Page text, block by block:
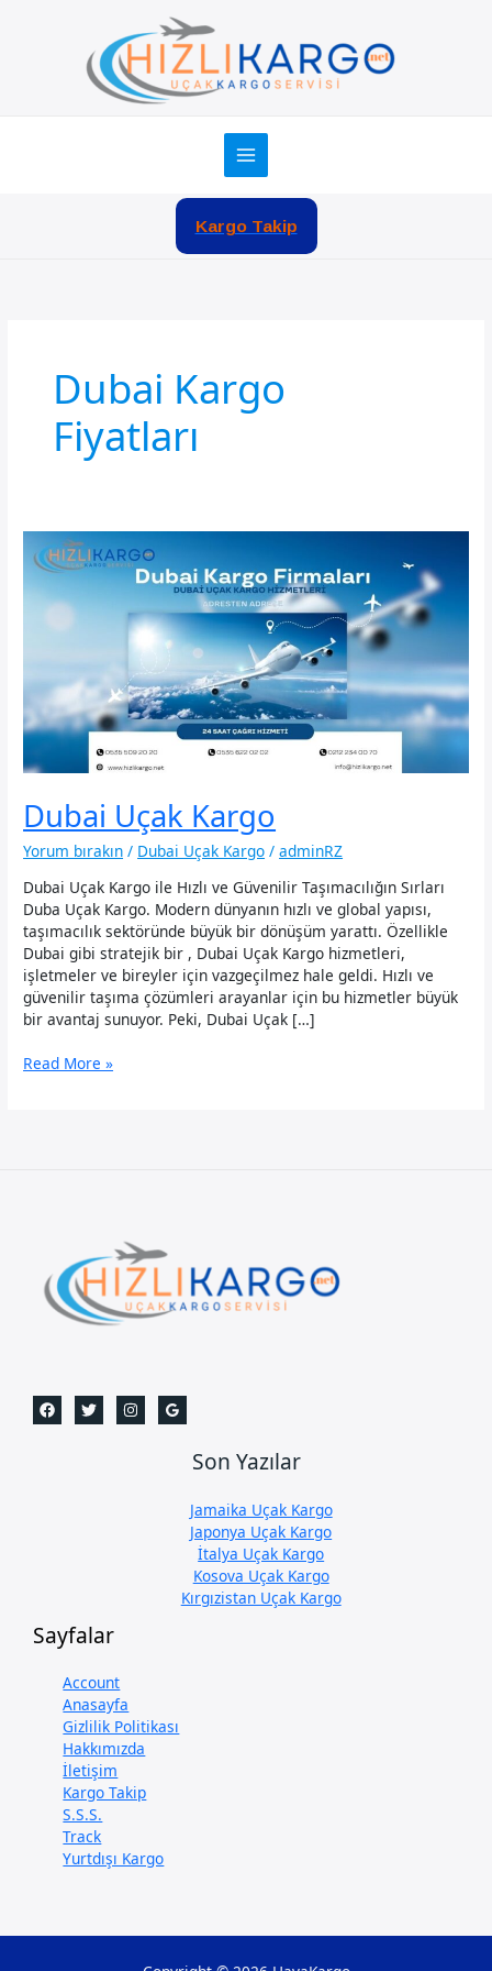
Kargo Takip
Dubai Kargo
Fiyatları
Dubai Uçak Kargo
Yorum bırakın / Dubai Uçak Kargo /adminRZ
Dubai Uçak Kargo ile Hızlı ve Güvenilir Taşımacılığın Sırları
Duba Uçak Kargo. Modern dünyanın hızlı ve global yapısı,
taşımacılık sektöründe büyük bir dönüşüm yarattı. Özellikle
Dubai gibi stratejik bir , Dubai Uçak Kargo hizmetleri,
işletmeler ve bireyler için vazgeçilmez hale geldi. Hızlı ve
güvenilir taşıma çözümleri arayanlar için bu hizmetler büyük
bir avantaj sunuyor. Peki, Dubai Uçak […]
Dubai
Read More »
Son Yazılar
Jamaika Uçak Kargo
Japonya Uçak Kargo
İtalya Uçak Kargo
Kosova Uçak Kargo
Kırgızistan Uçak Kargo
Sayfalar
Account
Anasayfa
Gizlilik Politikası
Hakkımızda
İletişim
Kargo Takip
S.S.S.
Track
Yurtdışı Kargo